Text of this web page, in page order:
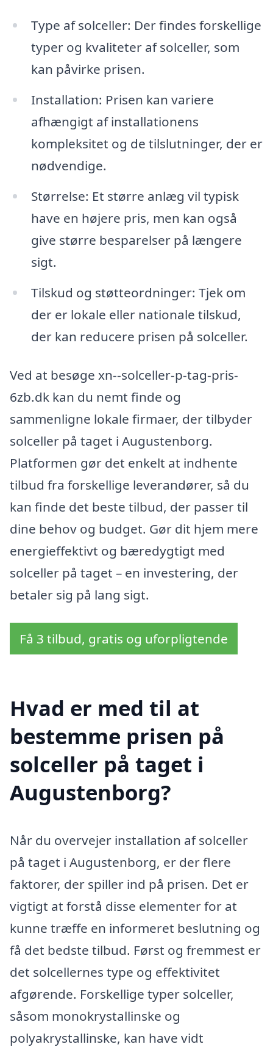
Type af solceller: Der findes forskellige
typer og kvaliteter af solceller, som
kan påvirke prisen.
Installation: Prisen kan variere
afhængigt af installationens
kompleksitet og de tilslutninger, der er
nødvendige.
Størrelse: Et større anlæg vil typisk
have en højere pris, men kan også
give større besparelser på længere
sigt.
Tilskud og støtteordninger: Tjek om
der er lokale eller nationale tilskud,
der kan reducere prisen på solceller.
Ved at besøge xn--solceller-p-tag-pris-
6zb.dk kan du nemt finde og
sammenligne lokale firmaer, der tilbyder
solceller på taget i Augustenborg.
Platformen gør det enkelt at indhente
tilbud fra forskellige leverandører, så du
kan finde det beste tilbud, der passer til
dine behov og budget. Gør dit hjem mere
energieffektivt og bæredygtigt med
solceller på taget – en investering, der
betaler sig på lang sigt.
Få 3 tilbud, gratis og uforpligtende
Hvad er med til at
bestemme prisen på
solceller på taget i
Augustenborg?
Når du overvejer installation af solceller
på taget i Augustenborg, er der flere
faktorer, der spiller ind på prisen. Det er
vigtigt at forstå disse elementer for at
kunne træffe en informeret beslutning og
få det bedste tilbud. Først og fremmest er
det solcellernes type og effektivitet
afgørende. Forskellige typer solceller,
såsom monokrystallinske og
polyakrystallinske, kan have vidt